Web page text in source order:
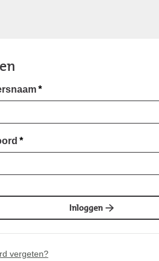
*
*
Inloggen
vergeten?